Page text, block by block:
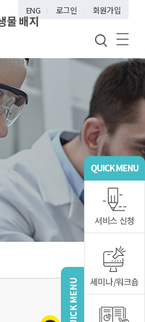
ENG 로그인 회원가입
물 배지
드안내
서비스 신청
세미나/워크숍